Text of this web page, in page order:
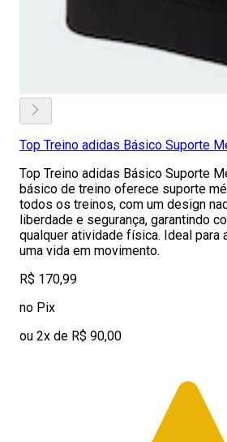
Top Treino adidas Básico Suporte
Top Treino adidas Básico Suporte
básico de treino oferece suporte
todos os treinos, com um design
liberdade e segurança, garantindo
qualquer atividade física. Ideal para
uma vida em movimento.
R$ 170,99
no Pix
ou 2x de R$ 90,00